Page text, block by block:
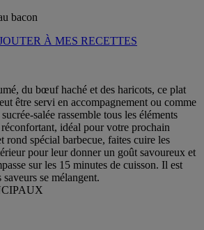
À MES RECETTES
du bœuf haché et des haricots, ce plat
être servi en accompagnement ou comme
salée rassemble tous les éléments
idéal pour votre prochain
rond spécial barbecue, faites cuire les
pour leur donner un goût savoureux et
sur les 15 minutes de cuisson. Il est
se mélangent.